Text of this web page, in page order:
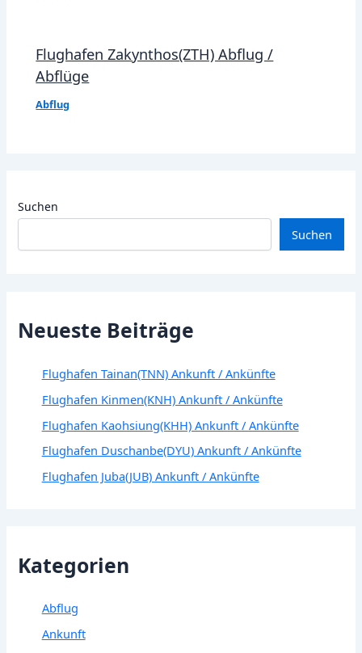
Flughafen Zakynthos(ZTH) Abflug /
Abflüge
Abflug
Suchen
Suchen
Neueste Beiträge
Flughafen Tainan(TNN) Ankunft / Ankünfte
Flughafen Kinmen(KNH) Ankunft / Ankünfte
Flughafen Kaohsiung(KHH) Ankunft / Ankünfte
Flughafen Duschanbe(DYU) Ankunft / Ankünfte
Flughafen Juba(JUB) Ankunft / Ankünfte
Kategorien
Abflug
Ankunft